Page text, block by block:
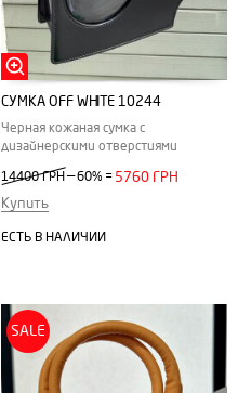
СУМКА ОFF WHITE 10244
Черная кожаная сумка с
дизайнерскими отверстиями
14400 ГРН —60% = 5760 ГРН
Купить
ЕСТЬ В НАЛИЧИИ
SALE